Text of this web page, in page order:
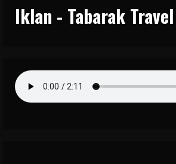
Iklan - Tabarak Travel